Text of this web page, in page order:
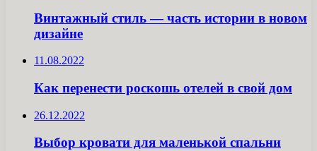
Винтажный стиль — часть истории в новом
дизайне
11.08.2022
Как перенести роскошь отелей в свой дом
26.12.2022
Выбор кровати для маленькой спальни